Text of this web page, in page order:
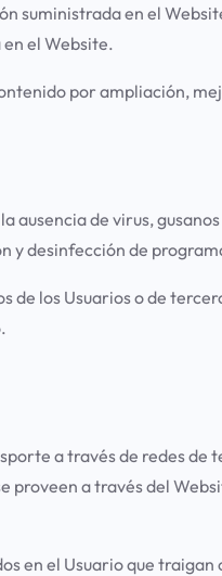
suministrada en el
el Website.
por ampliación,
ausencia de virus,
y desinfección de
de los Usuarios o de
a través de redes
a través del
en el Usuario que